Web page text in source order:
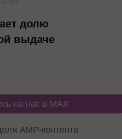
долю
выдаче
на нас в MAX
AMP-контента